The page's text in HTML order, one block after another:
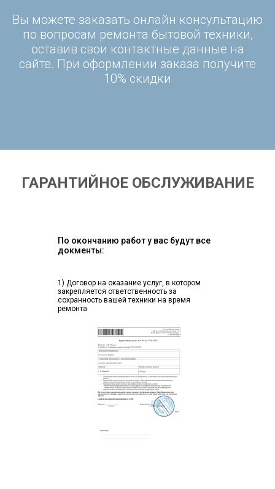
Вы можете заказать онлайн консультацию
по вопросам ремонта бытовой техники,
оставив свои контактные данные на
сайте. При оформлении заказа получите
10% скидки
ГАРАНТИЙНОЕ ОБСЛУЖИВАНИЕ
По окончанию работ у вас будут все
докменты:
1) Договор на оказание услуг, в котором
закрепляется ответственность за
сохранность вашей техники на время
ремонта